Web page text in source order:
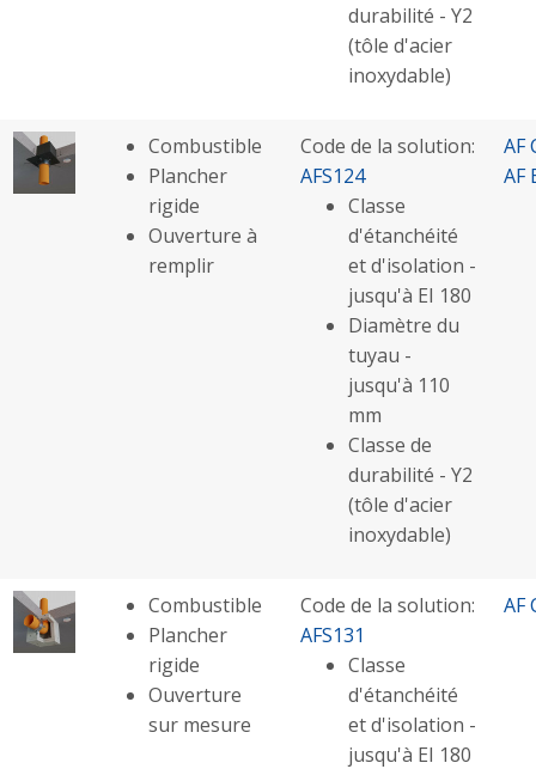
durabilité - Y2
(tôle d'acier
inoxydable)
Combustible
Plancher
rigide
Ouverture à
remplir
Code de la solution:
AFS124
Classe
d'étanchéité
et d'isolation -
jusqu'à EI 180
Diamètre du
tuyau -
jusqu'à 110
mm
Classe de
durabilité - Y2
(tôle d'acier
inoxydable)
AF
AF
Combustible
Plancher
rigide
Ouverture
sur mesure
Code de la solution:
AFS131
Classe
d'étanchéité
et d'isolation -
jusqu'à EI 180
AF